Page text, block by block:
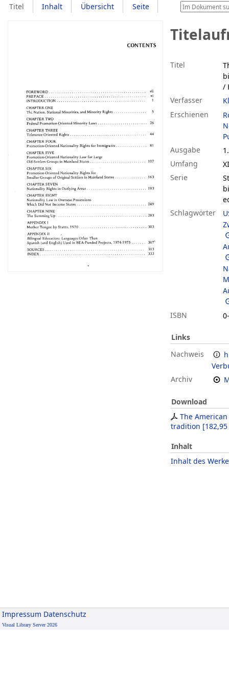
Titel Inhalt Übersicht Seite
Titel
/
Verfasser
Erschienen
Ausgabe
Umfang
Serie
Schlagwörter
ISBN
Links
Nachweis
Archiv
Download
The
tradition [
Inhalt
Inhalt des
Impressum Datenschutz
Visual Library Server 2026